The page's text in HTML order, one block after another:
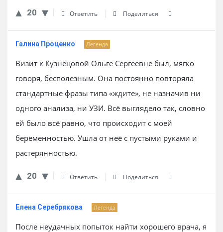
20 Ответить Поделиться
Галина Проценко Легенда
Визит к Кузнецовой Ольге Сергеевне был, мягко
говоря, бесполезным. Она постоянно повторяла
стандартные фразы типа «ждите», не назначив ни
одного анализа, ни УЗИ. Всё выглядело так, словно
ей было всё равно, что происходит с моей
беременностью. Ушла от неё с пустыми руками и
растерянностью.
20 Ответить Поделиться
Елена Серебрякова Легенда
После неудачных попыток найти хорошего врача, я